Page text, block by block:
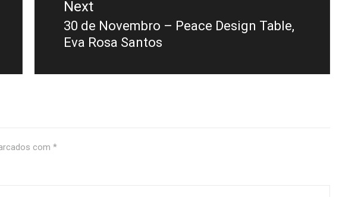
Next
30 de Novembro – Peace Design Table,
Eva Rosa Santos
com *